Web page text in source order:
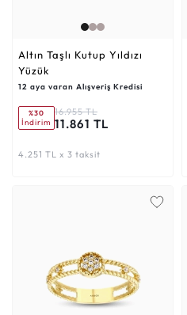
Altın Taşlı Kutup Yıldızı
Yüzük
12 aya varan Alışveriş Kredisi
%30
İndirim
16.955 TL
11.861 TL
4.251 TL x 3 taksit